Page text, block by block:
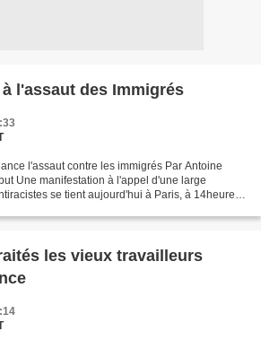
l'assaut des Immigrés
l'assaut contre les immigrés Par Antoine
Une manifestation à l'appel d'une large
se tient aujourd'hui à Paris, à 14heures,
les vieux travailleurs